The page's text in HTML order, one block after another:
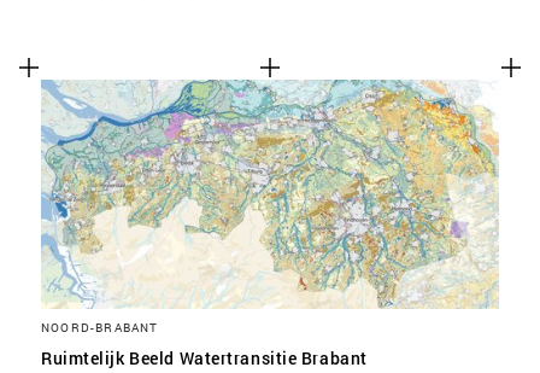
NOORD-BRABANT
Ruimtelijk Beeld Watertransitie Brabant